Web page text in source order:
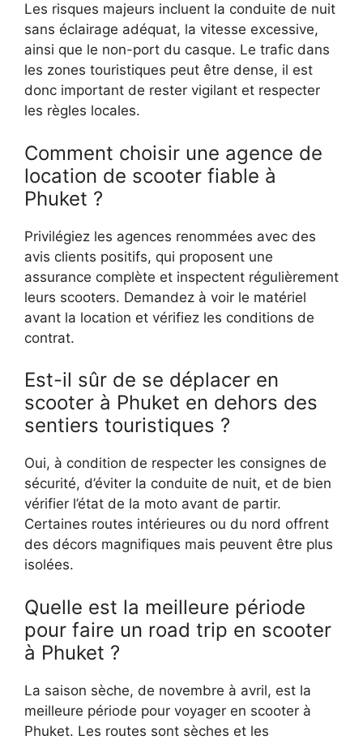
Les risques majeurs incluent la conduite de nuit
sans éclairage adéquat, la vitesse excessive,
ainsi que le non-port du casque. Le trafic dans
les zones touristiques peut être dense, il est
donc important de rester vigilant et respecter
les règles locales.
Comment choisir une agence de
location de scooter fiable à
Phuket ?
Privilégiez les agences renommées avec des
avis clients positifs, qui proposent une
assurance complète et inspectent régulièrement
leurs scooters. Demandez à voir le matériel
avant la location et vérifiez les conditions de
contrat.
Est-il sûr de se déplacer en
scooter à Phuket en dehors des
sentiers touristiques ?
Oui, à condition de respecter les consignes de
sécurité, d’éviter la conduite de nuit, et de bien
vérifier l’état de la moto avant de partir.
Certaines routes intérieures ou du nord offrent
des décors magnifiques mais peuvent être plus
isolées.
Quelle est la meilleure période
pour faire un road trip en scooter
à Phuket ?
La saison sèche, de novembre à avril, est la
meilleure période pour voyager en scooter à
Phuket. Les routes sont sèches et les